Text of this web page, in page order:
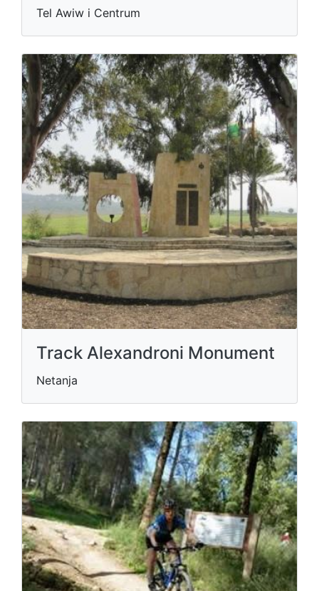
Tel Awiw i Centrum
Track Alexandroni Monument
Netanja